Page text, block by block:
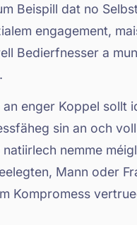
Beispill dat no
engagement,
Bedierfnesser a
an enger Koppel sollt
sin an och
nemme
Mann oder
Kompromess